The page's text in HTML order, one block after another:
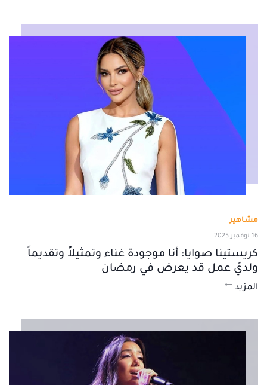
مشاهير
16 نوفمبر 2025
كريستينا صوايا: أنا موجودة غناء وتمثيلاً وتقديماً
ولديّ عمل قد يعرض في رمضان
المزيد